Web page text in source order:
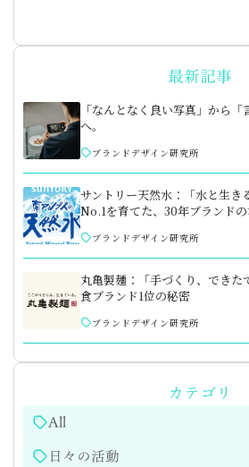
カテゴリ
All
日々の活動
最新記事
「なんとなく良い写真」から「
へ。
ブランドデザイン研究所
サントリー天然水：「水と生き
No.1を育てた、30年ブランド
ブランドデザイン研究所
丸亀製麺：「手づくり、できた
食ブランド1位の秘密
ブランドデザイン研究所